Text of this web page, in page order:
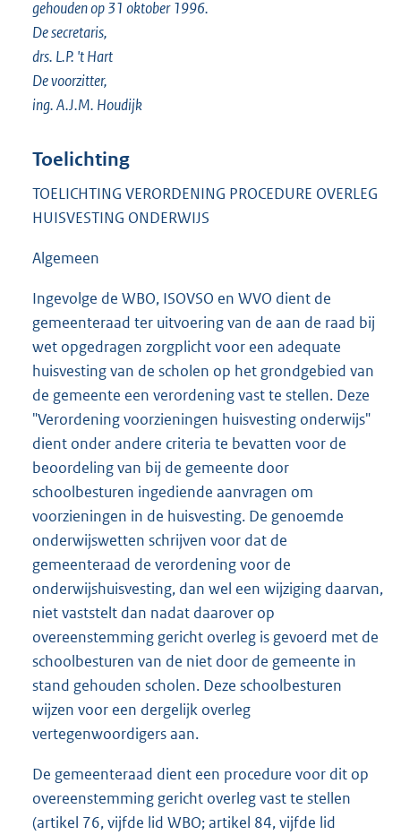
gehouden op 31 oktober 1996.
De secretaris,
drs. L.P. 't Hart
De voorzitter,
ing. A.J.M. Houdijk
Toelichting
TOELICHTING VERORDENING PROCEDURE OVERLEG
HUISVESTING ONDERWIJS
Algemeen
Ingevolge de WBO, ISOVSO en WVO dient de
gemeenteraad ter uitvoering van de aan de raad bij
wet opgedragen zorgplicht voor een adequate
huisvesting van de scholen op het grondgebied van
de gemeente een verordening vast te stellen. Deze
"Verordening voorzieningen huisvesting onderwijs"
dient onder andere criteria te bevatten voor de
beoordeling van bij de gemeente door
schoolbesturen ingediende aanvragen om
voorzieningen in de huisvesting. De genoemde
onderwijswetten schrijven voor dat de
gemeenteraad de verordening voor de
onderwijshuisvesting, dan wel een wijziging daarvan,
niet vaststelt dan nadat daarover op
overeenstemming gericht overleg is gevoerd met de
schoolbesturen van de niet door de gemeente in
stand gehouden scholen. Deze schoolbesturen
wijzen voor een dergelijk overleg
vertegenwoordigers aan.
De gemeenteraad dient een procedure voor dit op
overeenstemming gericht overleg vast te stellen
(artikel 76, vijfde lid WBO; artikel 84, vijfde lid